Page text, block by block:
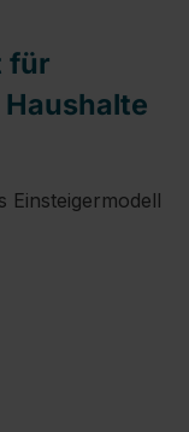
für
Einsteigermodell